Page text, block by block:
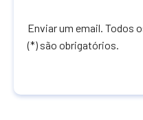
Enviar um email. Todos
(*) são obrigatórios.